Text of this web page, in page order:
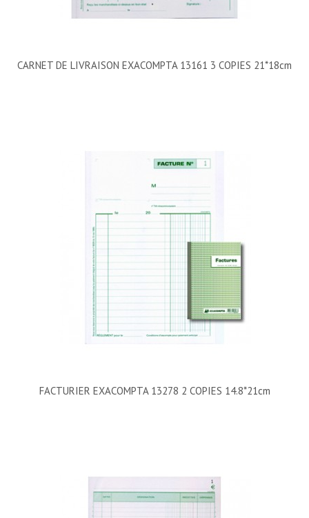
CARNET DE LIVRAISON EXACOMPTA 13161 3 COPIES 21*18cm
FACTURIER EXACOMPTA 13278 2 COPIES 14.8*21cm